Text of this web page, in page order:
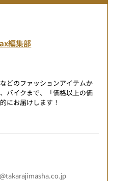
編集部
どのファッションアイテムか
バイクまで、「価格以上の価
にお届けします！